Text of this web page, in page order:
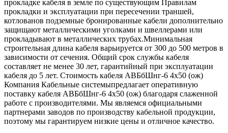
прокладке кабеля в земле по существующим Правилам
прокладки и эксплуатации при пересечении траншей,
котлованов подземные бронированные кабели дополнительно
защищают металлическими уголками и швеллерами или
прокладывают в металлических трубах.Минимальная
строительная длина кабеля варьируется от 300 до 500 метров в
зависимости от сечения. Общий срок службы кабеля
составляет не менее 30 лет, гарантийный при эксплуатации
кабеля до 5 лет. Стоимость кабеля АВБбШнг-6 4х50 (ож)
Компания Кабельные системыпредлагает оперативную
поставку кабеля АВБбШнг-6 4х50 (ож) благодаря слаженной
работе с производителями. Мы являемся официальными
партнерами заводов по производству кабельной продукции,
поэтому мы гарантируем низкие цены и отличное качество.